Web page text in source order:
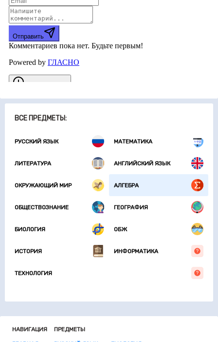
ВСЕ ПРЕДМЕТЫ:
РУССКИЙ ЯЗЫК МАТЕМАТИКА
ЛИТЕРАТУРА АНГЛИЙСКИЙ ЯЗЫК
ОКРУЖАЮЩИЙ МИР АЛГЕБРА
ОБЩЕСТВОЗНАНИЕ ГЕОГРАФИЯ
БИОЛОГИЯ ОБЖ
ИСТОРИЯ ИНФОРМАТИКА
ТЕХНОЛОГИЯ
НАВИГАЦИЯ ПРЕДМЕТЫ